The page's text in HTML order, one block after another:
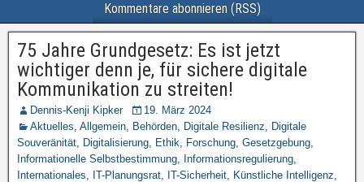
Kommentare abonnieren (RSS)
75 Jahre Grundgesetz: Es ist jetzt
wichtiger denn je, für sichere digitale
Kommunikation zu streiten!
Dennis-Kenji Kipker
19. März 2024
Aktuelles, Allgemein, Behörden, Digitale Resilienz, Digitale
Souveränität, Digitalisierung, Ethik, Forschung, Gesetzgebung,
Informationelle Selbstbestimmung, Informationsregulierung,
Internationales, IT-Planungsrat, IT-Sicherheit, Künstliche Intelligenz,